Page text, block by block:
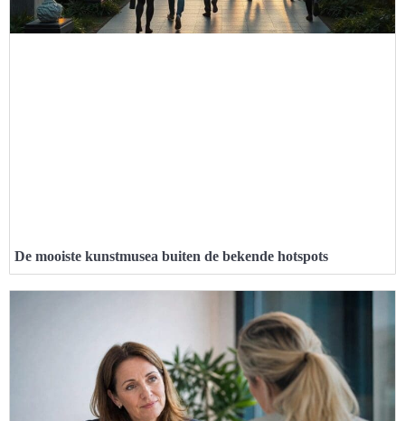
De mooiste kunstmusea buiten de bekende hotspots